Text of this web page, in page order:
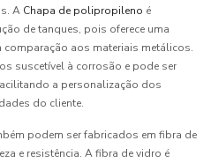
A Chapa de polipropileno é
de tanques, pois oferece uma
comparação aos materiais metálicos.
suscetível à corrosão e pode ser
a personalização dos
do cliente.
podem ser fabricados em fibra de
e resistência. A fibra de vidro é